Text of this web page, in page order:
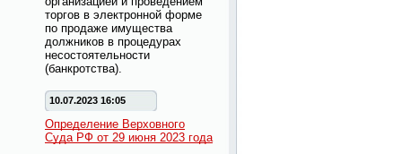
торгов в электронной форме
по продаже имущества
должников в процедурах
несостоятельности
(банкротства).
10.07.2023 16:05
Определение Верховного
Суда РФ от 29 июня 2023 года